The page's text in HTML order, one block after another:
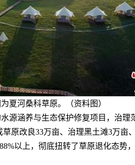
为夏河桑科草原。（资料图）
源涵养与生态保护修复项目，治
原改良33万亩、治理黑土滩3万亩
以上，彻底扭转了草原退化态势